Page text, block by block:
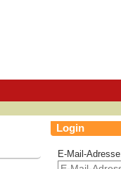
Login
E-Mail-